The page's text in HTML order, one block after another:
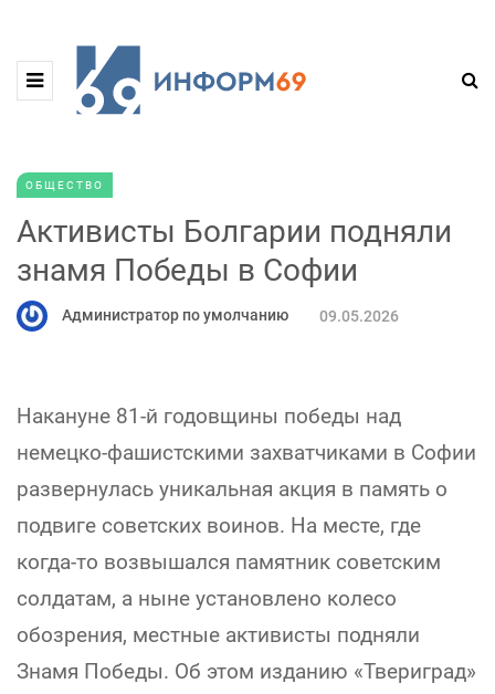
ОБЩЕСТВО
Активисты Болгарии подняли
знамя Победы в Софии
Администратор по умолчанию 09.05.2026
Накануне 81-й годовщины победы над
немецко-фашистскими захватчиками в Софии
развернулась уникальная акция в память о
подвиге советских воинов. На месте, где
когда-то возвышался памятник советским
солдатам, а ныне установлено колесо
обозрения, местные активисты подняли
Знамя Победы. Об этом изданию «Твериград»